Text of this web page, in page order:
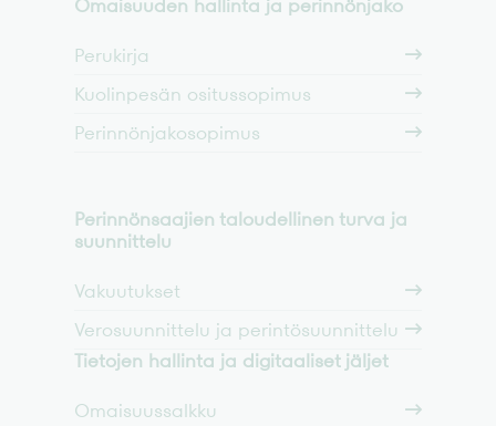
Omaisuuden hallinta ja perinnönjako
Perukirja
Kuolinpesän ositussopimus
Perinnönjakosopimus
Perinnönsaajien taloudellinen turva ja
suunnittelu
Vakuutukset
Verosuunnittelu ja perintösuunnittelu
Tietojen hallinta ja digitaaliset jäljet
Omaisuussalkku